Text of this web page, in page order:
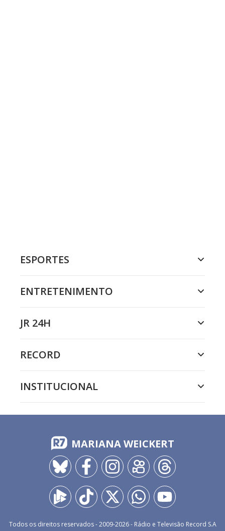
ESPORTES
ENTRETENIMENTO
JR 24H
RECORD
INSTITUCIONAL
MARIANA WEICKERT
Todos os direitos reservados - 2009-2026- Rádio e Televisão Record S.A